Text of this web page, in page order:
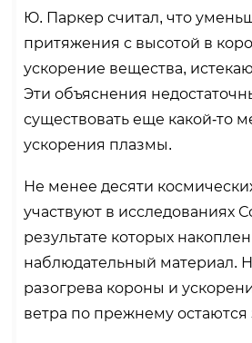
Ю. Паркер считал, что
притяжения с высотой в
ускорение вещества,
Эти объяснения
существовать еще какой-то
ускорения плазмы.
Не менее десяти
участвуют в исследованиях
результате которых
наблюдательный материал.
разогрева короны и
ветра по прежнему остаются